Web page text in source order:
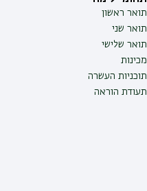
תואר ראשון
תואר שני
תואר שלישי
מכינות
תוכניות העשרה
תעודת הוראה